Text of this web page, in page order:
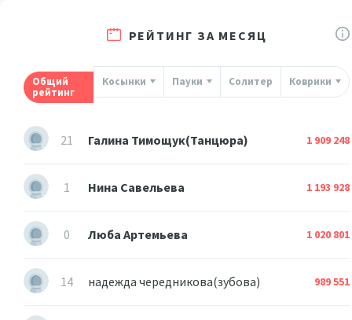
РЕЙТИНГ ЗА МЕСЯЦ
Общий
рейтинг
Косынки Пауки Солитер Коврики
21 Галина Тимощук(Танцюра) 1 909 248
1 Нина Савельева 1 193 928
0 Люба Артемьева 1 020 801
14 надежда чередникова(зубова) 989 551